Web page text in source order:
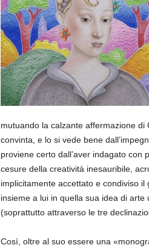
mutuando la calzante affermazione di
convinta, e lo sivede bene
proviene certo dall’aver indagato
cesure della creatività inesauribile,
implicitamente accettato e condiviso
insieme a lui in quella sua idea di arte
(soprattutto attraverso le tre
Così, oltre al suo essere una